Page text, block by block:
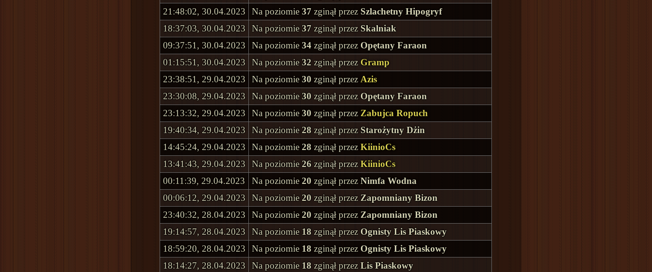
21:48:02, 30.04.2023
Na poziomie37 zginął przez Szlachetny Hipogryf
18:37:03, 30.04.2023
Na poziomie37 zginął przezSkalniak
09:37:51, 30.04.2023
Na poziomie34 zginął przez Opętany Faraon
01:15:51, 30.04.2023
Na poziomie32 zginął przezGramp
23:38:51, 29.04.2023
Na poziomie30 zginął przez Azis
23:30:08, 29.04.2023
Na poziomie30 zginął przezOpętany Faraon
23:13:32, 29.04.2023
Na poziomie30 zginął przez Zabujca Ropuch
19:40:34, 29.04.2023
Na poziomie28 zginął przezStarożytny Dżin
14:45:24, 29.04.2023
Na poziomie28 zginął przezKiinioCs
13:41:43, 29.04.2023
Na poziomie26 zginął przezKiinioCs
00:11:39, 29.04.2023
Na poziomie20 zginął przezNimfa Wodna
00:06:12, 29.04.2023
Na poziomie20 zginął przezZapomniany Bizon
23:40:32, 28.04.2023
Na poziomie20 zginął przez Zapomniany Bizon
19:14:57, 28.04.2023
Na poziomie 18 zginął przezOgnisty Lis Piaskowy
18:59:20, 28.04.2023
Na poziomie 18 zginął przez Ognisty Lis Piaskowy
18:14:27, 28.04.2023
Na poziomie 18 zginął przezLis Piaskowy